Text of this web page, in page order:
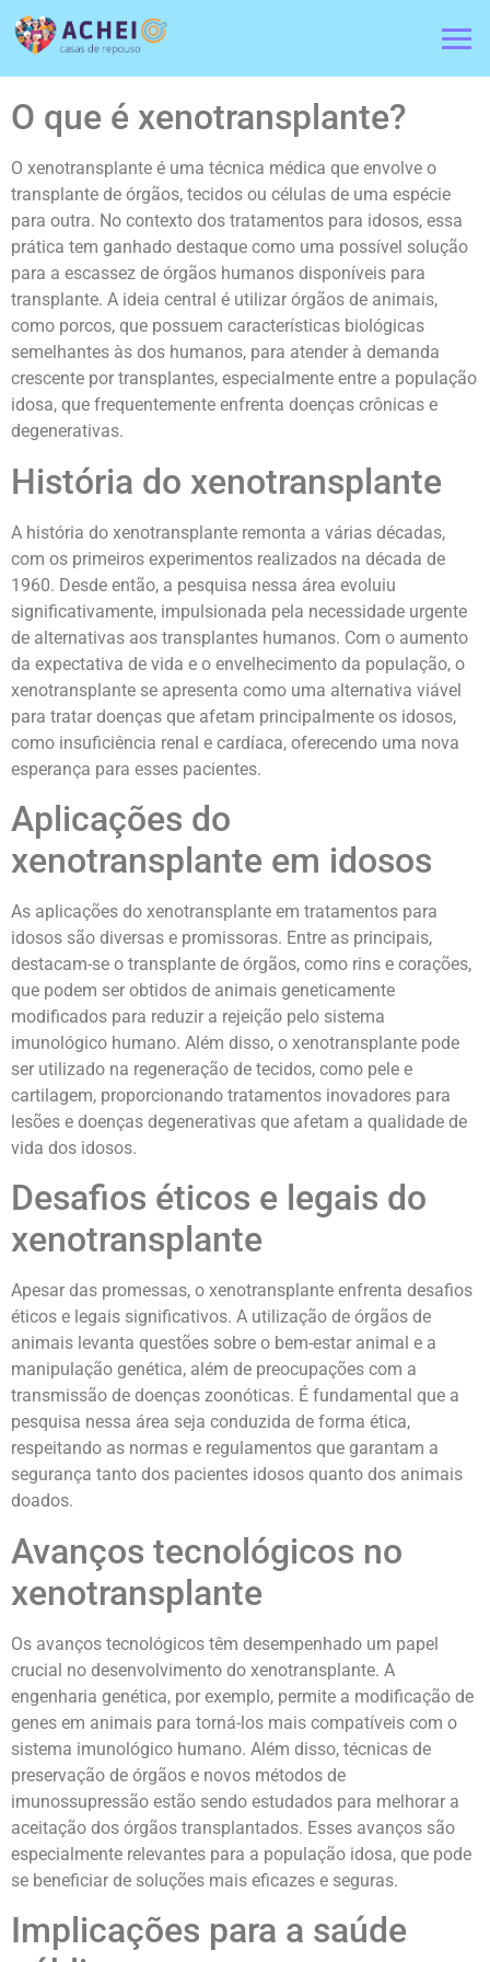
O que é xenotransplante?
O xenotransplante é uma técnica médica que envolve o
transplante de órgãos, tecidos ou células de uma espécie
para outra. No contexto dos tratamentos para idosos, essa
prática tem ganhado destaque como uma possível solução
para a escassez de órgãos humanos disponíveis para
transplante. A ideia central é utilizar órgãos de animais,
como porcos, que possuem características biológicas
semelhantes às dos humanos, para atender à demanda
crescente por transplantes, especialmente entre a população
idosa, que frequentemente enfrenta doenças crônicas e
degenerativas.
História do xenotransplante
A história do xenotransplante remonta a várias décadas,
com os primeiros experimentos realizados na década de
1960. Desde então, a pesquisa nessa área evoluiu
significativamente, impulsionada pela necessidade urgente
de alternativas aos transplantes humanos. Com o aumento
da expectativa de vida e o envelhecimento da população, o
xenotransplante se apresenta como uma alternativa viável
para tratar doenças que afetam principalmente os idosos,
como insuficiência renal e cardíaca, oferecendo uma nova
esperança para esses pacientes.
Aplicações do
xenotransplante em idosos
As aplicações do xenotransplante em tratamentos para
idosos são diversas e promissoras. Entre as principais,
destacam-se o transplante de órgãos, como rins e corações,
que podem ser obtidos de animais geneticamente
modificados para reduzir a rejeição pelo sistema
imunológico humano. Além disso, o xenotransplante pode
ser utilizado na regeneração de tecidos, como pele e
cartilagem, proporcionando tratamentos inovadores para
lesões e doenças degenerativas que afetam a qualidade de
vida dos idosos.
Desafios éticos e legais do
xenotransplante
Apesar das promessas, o xenotransplante enfrenta desafios
éticos e legais significativos. A utilização de órgãos de
animais levanta questões sobre o bem-estar animal e a
manipulação genética, além de preocupações com a
transmissão de doenças zoonóticas. É fundamental que a
pesquisa nessa área seja conduzida de forma ética,
respeitando as normas e regulamentos que garantam a
segurança tanto dos pacientes idosos quanto dos animais
doados.
Avanços tecnológicos no
xenotransplante
Os avanços tecnológicos têm desempenhado um papel
crucial no desenvolvimento do xenotransplante. A
engenharia genética, por exemplo, permite a modificação de
genes em animais para torná-los mais compatíveis com o
sistema imunológico humano. Além disso, técnicas de
preservação de órgãos e novos métodos de
imunossupressão estão sendo estudados para melhorar a
aceitação dos órgãos transplantados. Esses avanços são
especialmente relevantes para a população idosa, que pode
se beneficiar de soluções mais eficazes e seguras.
Implicações para a saúde